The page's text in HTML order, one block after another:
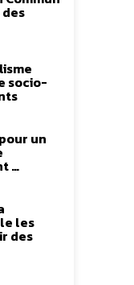
socio-
un
…
les
des